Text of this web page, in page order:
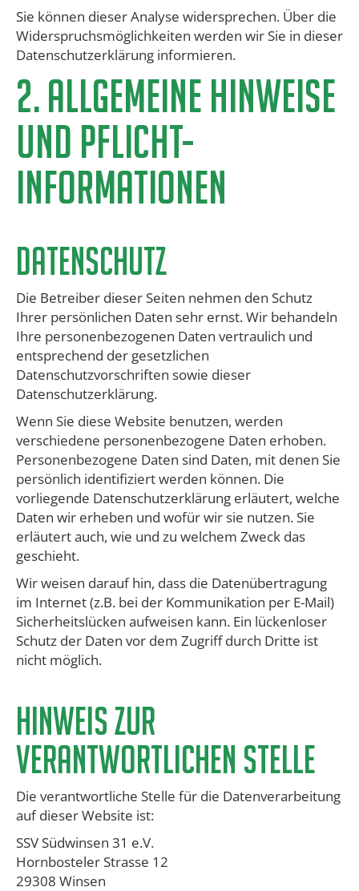
Sie können dieser Analyse widersprechen. Über die
Widerspruchsmöglichkeiten werden wir Sie in dieser
Datenschutzerklärung informieren.
​2. ALLGEMEINE HINWEISE
UND PFLICHT-
INFORMATIONEN
Datenschutz
Die Betreiber dieser Seiten nehmen den Schutz
Ihrer persönlichen Daten sehr ernst. Wir behandeln
Ihre personenbezogenen Daten vertraulich und
entsprechend der gesetzlichen
Datenschutzvorschriften sowie dieser
Datenschutzerklärung.
Wenn Sie diese Website benutzen, werden
verschiedene personenbezogene Daten erhoben.
Personenbezogene Daten sind Daten, mit denen Sie
persönlich identifiziert werden können. Die
vorliegende Datenschutzerklärung erläutert, welche
Daten wir erheben und wofür wir sie nutzen. Sie
erläutert auch, wie und zu welchem Zweck das
geschieht.
Wir weisen darauf hin, dass die Datenübertragung
im Internet (z.B. bei der Kommunikation per E-Mail)
Sicherheitslücken aufweisen kann. Ein lückenloser
Schutz der Daten vor dem Zugriff durch Dritte ist
nicht möglich.
​Hinweis zur
verantwortlichen Stelle
Die verantwortliche Stelle für die Datenverarbeitung
auf dieser Website ist:
SSV Südwinsen 31 e.V.
Hornbosteler Strasse 12
29308 Winsen